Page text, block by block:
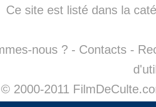
Ce site est listé dans la
nous ? - Contacts -
2000-2011